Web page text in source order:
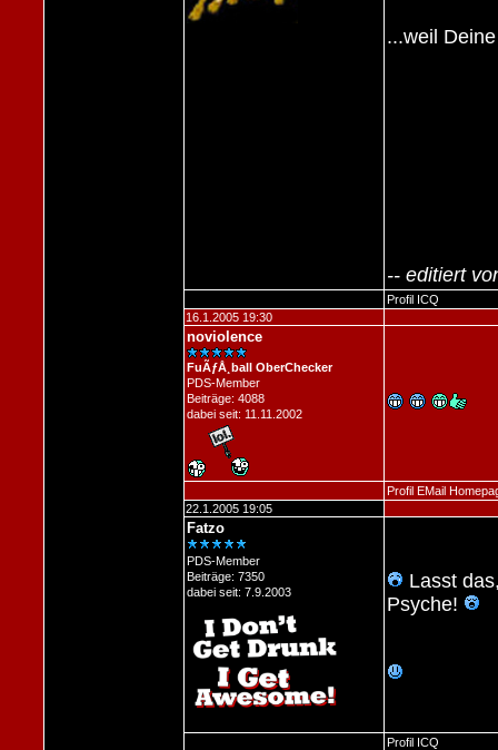
...weil
-- editiert
Profil ICQ
16.1.2005 19:30
noviolence
FuÃƒÅ¸ball OberChecker
PDS-Member
Beiträge: 4088
dabei seit: 11.11.2002
Profil EMail
22.1.2005 19:05
Fatzo
PDS-Member
Beiträge: 7350
dabei seit: 7.9.2003
Lasst
Psyche!
Profil ICQ